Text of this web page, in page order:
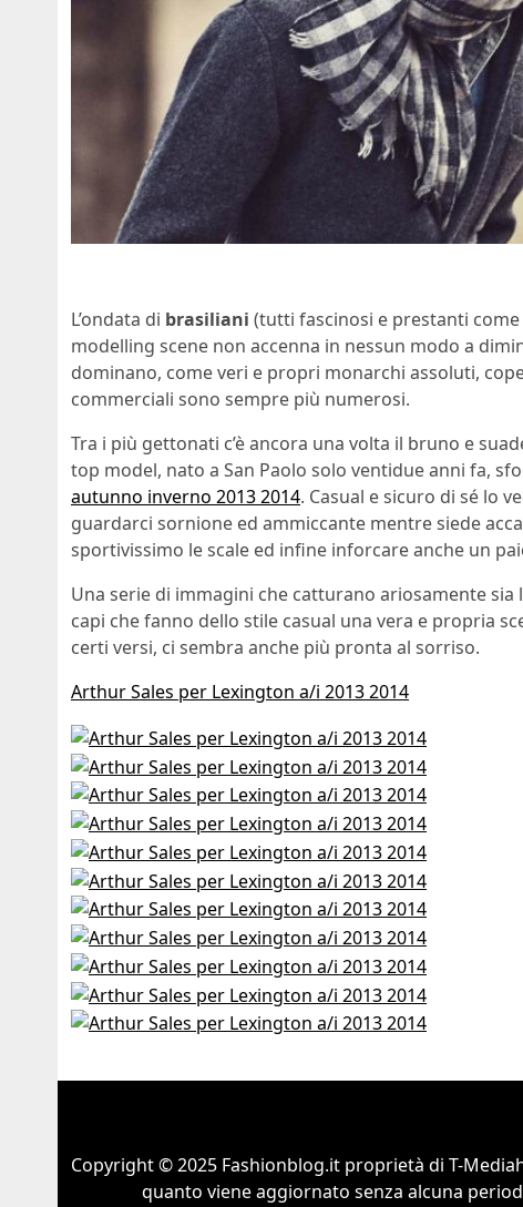
L’ondata di brasiliani (tutti fascinosi e prestanti
modelling scene non accenna in nessun modo a
dominano, come veri e propri monarchi assoluti,
commerciali sono sempre più numerosi.
Tra i più gettonati c’è ancora una volta il bruno e
top model, nato a San Paolo solo ventidue anni fa,
autunno inverno 2013 2014. Casual e sicuro di sé lo
guardarci sornione ed ammiccante mentre siede
sportivissimo le scale ed infine inforcare anche un
Una serie di immagini che catturano ariosamente
capi che fanno dello stile casual una vera e propria
certi versi, ci sembra anche più pronta al sorriso.
Arthur Sales per Lexington a/i 2013 2014
Copyright © 2025 Fashionblog.it proprietà di T-
quanto viene aggiornato senza alcuna